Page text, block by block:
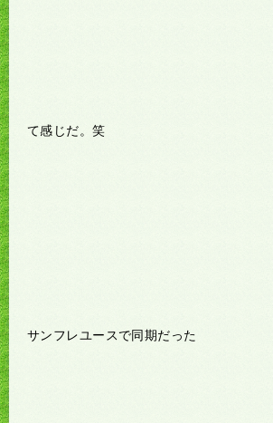
て感じだ。笑
サンフレユースで同期だった